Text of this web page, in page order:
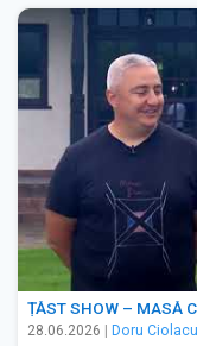
ȚĂST SHOW – MASĂ
28.06.2026 | Doru Ciolacu